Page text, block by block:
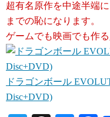
超有名原作を中途半端
までの恥になります。
ゲームでも映画でも作
ドラゴンボール
Disc+DVD)